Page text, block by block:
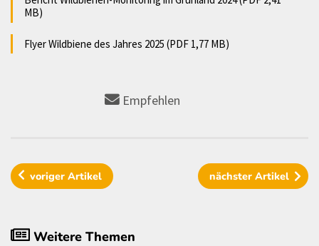
MB)
Flyer Wildbiene des Jahres 2025 (PDF 1,77 MB)
Empfehlen
vorigerArtikel nächster Artikel
Weitere Themen